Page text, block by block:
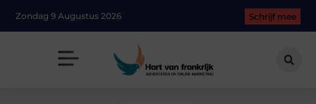
Zondag 9 Augustus 2026 Schrijf mee